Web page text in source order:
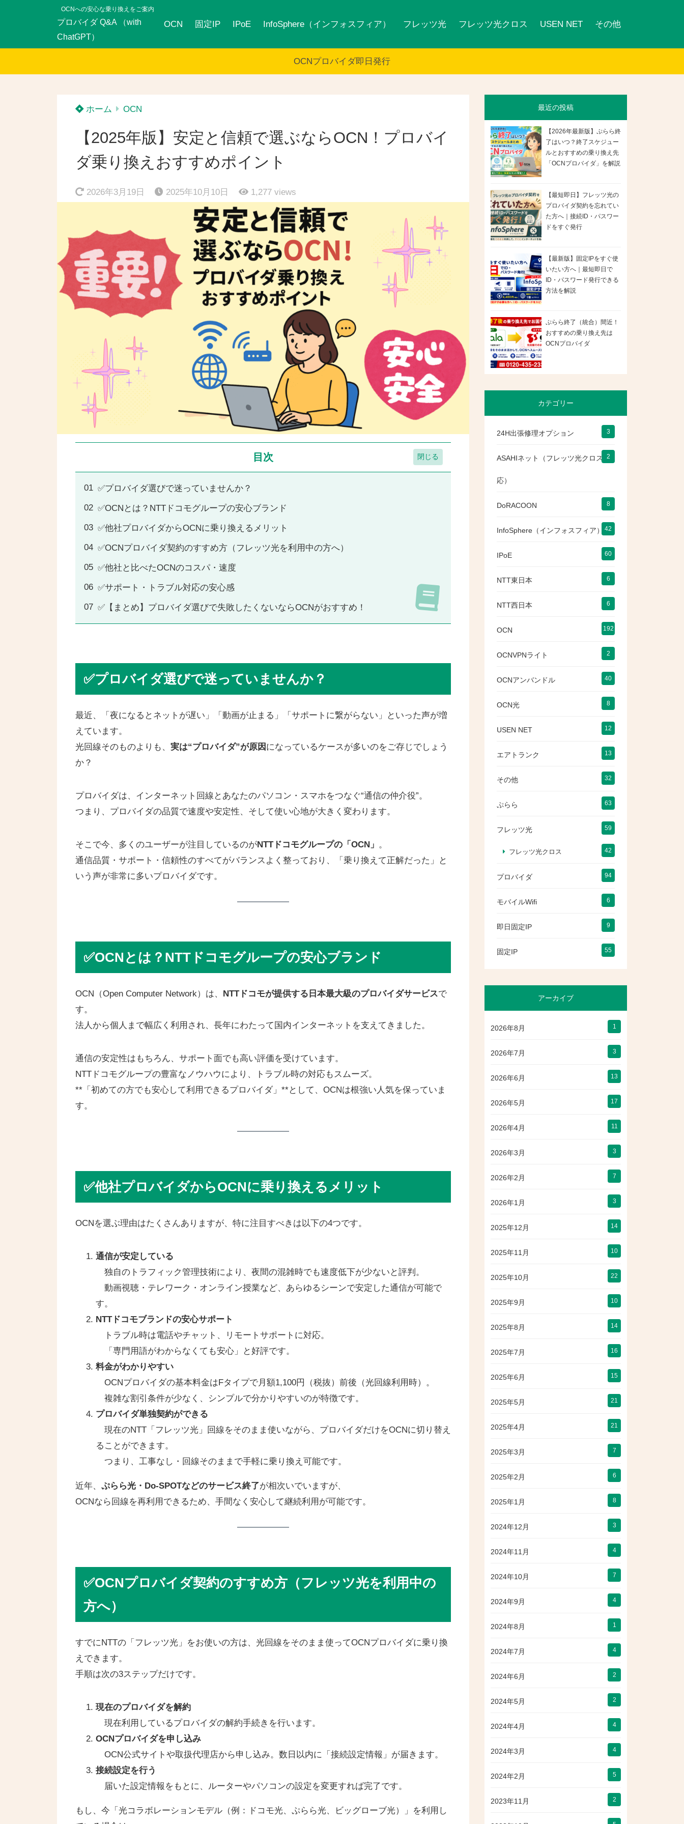
OCNへの安心な乗り換えをご案内
プロバイダ Q&A （with
ChatGPT）
OCN 固定IP IPoE InfoSphere（インフォスフィア） フレッツ光 フレッツ光クロス USEN NET その他
OCNプロバイダ即日発行
ホーム OCN
【2025年版】安定と信頼で選ぶならOCN！プロバイ
ダ乗り換えおすすめポイント
2026年3月19日 2025年10月10日 1,277 views
目次
✅プロバイダ選びで迷っていませんか？
✅OCNとは？NTTドコモグループの安心ブランド
✅他社プロバイダからOCNに乗り換えるメリット
✅OCNプロバイダ契約のすすめ方（フレッツ光を利用中の方へ）
✅他社と比べたOCNのコスパ・速度
✅サポート・トラブル対応の安心感
✅【まとめ】プロバイダ選びで失敗したくないならOCNがおすすめ！
✅プロバイダ選びで迷っていませんか？
最近、「夜になるとネットが遅い」「動画が止まる」「サポートに繋がらない」といった声が増
えています。
光回線そのものよりも、 実は“プロバイダ”が原因 になっているケースが多いのをご存じでしょう
か？
プロバイダは、インターネット回線とあなたのパソコン・スマホをつなぐ“通信の仲介役”。
つまり、プロバイダの品質で速度や安定性、そして使い心地が大きく変わります。
そこで今、多くのユーザーが注目しているのがNTTドコモグループの「OCN」 。
通信品質・サポート・信頼性のすべてがバランスよく整っており、「乗り換えて正解だった」と
いう声が非常に多いプロバイダです。
✅OCNとは？NTTドコモグループの安心ブランド
OCN（Open Computer Network）は、 NTTドコモが提供する日本最大級のプロバイダサービスで
す。
法人から個人まで幅広く利用され、長年にわたって国内インターネットを支えてきました。
通信の安定性はもちろん、サポート面でも高い評価を受けています。
NTTドコモグループの豊富なノウハウにより、トラブル時の対応もスムーズ。
**「初めての方でも安心して利用できるプロバイダ」**として、OCNは根強い人気を保っていま
す。
✅他社プロバイダからOCNに乗り換えるメリット
OCNを選ぶ理由はたくさんありますが、特に注目すべきは以下の4つです。
通信が安定している
独自のトラフィック管理技術により、夜間の混雑時でも速度低下が少ないと評判。
動画視聴・テレワーク・オンライン授業など、あらゆるシーンで安定した通信が可能で
す。
NTTドコモブランドの安心サポート
トラブル時は電話やチャット、リモートサポートに対応。
「専門用語がわからなくても安心」と好評です。
料金がわかりやすい
OCNプロバイダの基本料金はFタイプで月額1,100円（税抜）前後（光回線利用時）。
複雑な割引条件が少なく、シンプルで分かりやすいのが特徴です。
プロバイダ単独契約ができる
現在のNTT「フレッツ光」回線をそのまま使いながら、プロバイダだけをOCNに切り替え
ることができます。
つまり、工事なし・回線そのままで手軽に乗り換え可能です。
近年、 ぷらら光・Do-SPOTなどのサービス終了が相次いでいますが、
OCNなら回線を再利用できるため、手間なく安心して継続利用が可能です。
✅OCNプロバイダ契約のすすめ方（フレッツ光を利用中の
方へ）
すでにNTTの「フレッツ光」をお使いの方は、光回線をそのまま使ってOCNプロバイダに乗り換
えできます。
手順は次の3ステップだけです。
現在のプロバイダを解約
現在利用しているプロバイダの解約手続きを行います。
OCNプロバイダを申し込み
OCN公式サイトや取扱代理店から申し込み。数日以内に「接続設定情報」が届きます。
接続設定を行う
届いた設定情報をもとに、ルーターやパソコンの設定を変更すれば完了です。
もし、今「光コラボレーションモデル（例：ドコモ光、ぷらら光、ビッグローブ光）」を利用し
最近の投稿
【2026年最新版】ぷらら終
了はいつ？終了スケジュー
ルとおすすめの乗り換え先
「OCNプロバイダ」を解説
【最短即日】フレッツ光の
プロバイダ契約を忘れてい
た方へ｜接続ID・パスワー
ドをすぐ発行
【最新版】固定IPをすぐ使
いたい方へ｜最短即日で
ID・パスワード発行できる
方法を解説
ぷらら終了（統合）間近！
おすすめの乗り換え先は
OCNプロバイダ
カテゴリー
24H出張修理オプション 3
ASAHIネット（フレッツ光クロス対
応）
2
DoRACOON 8
InfoSphere（インフォスフィア） 42
IPoE 60
NTT東日本 6
NTT西日本 6
OCN 192
OCNVPNライト 2
OCNアンバンドル 40
OCN光 8
USEN NET 12
エアトランク 13
その他 32
ぷらら 63
フレッツ光 59
フレッツ光クロス 42
プロバイダ 94
モバイルWifi 6
即日固定IP 9
固定IP 55
アーカイブ
2026年8月 1
2026年7月 3
2026年6月 13
2026年5月 17
2026年4月 11
2026年3月 3
2026年2月 7
2026年1月 3
2025年12月 14
2025年11月 10
2025年10月 22
2025年9月 10
2025年8月 14
2025年7月 16
2025年6月 15
2025年5月 21
2025年4月 21
2025年3月 7
2025年2月 6
2025年1月 8
2024年12月 3
2024年11月 4
2024年10月 7
2024年9月 4
2024年8月 1
2024年7月 4
2024年6月 2
2024年5月 2
2024年4月 4
2024年3月 4
2024年2月 5
2023年11月 2